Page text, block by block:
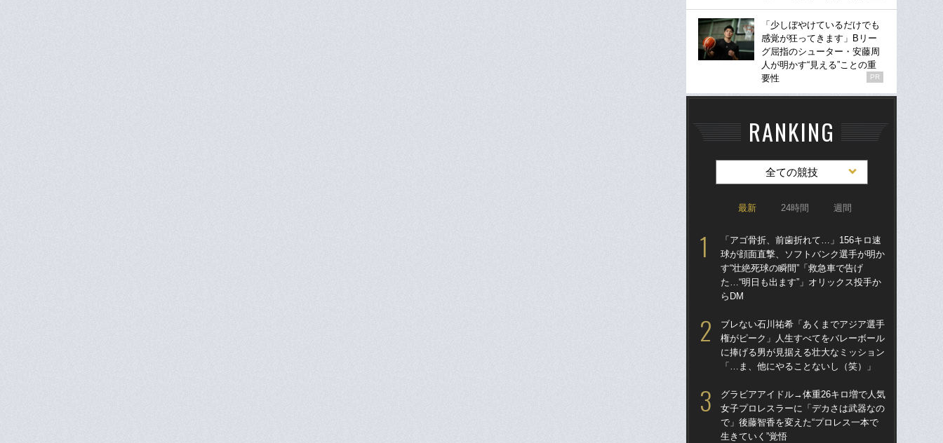
「少しぼやけているだけでも
感覚が狂ってきます」Bリー
グ屈指のシューター・安藤周
人が明かす“見える”ことの重
要性
PR
RANKING
全ての競技
最新 24時間 週間
「アゴ骨折、前歯折れて…」156キロ速
球が顔面直撃、ソフトバンク選手が明か
す“壮絶死球の瞬間”「救急車で告げ
た…“明日も出ます”」オリックス投手か
らDM
ブレない石川祐希「あくまでアジア選手
権がピーク」人生すべてをバレーボール
に捧げる男が見据える壮大なミッション
「…ま、他にやることないし（笑）」
グラビアアイドル→体重26キロ増で人気
女子プロレスラーに「デカさは武器なの
で」後藤智香を変えた“プロレス一本で
生きていく”覚悟